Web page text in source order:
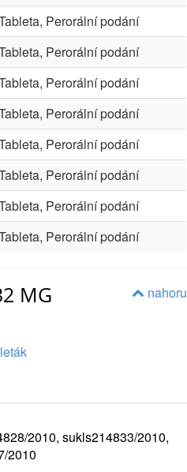
Perorální podání
Perorální podání
Perorální podání
Perorální podání
Perorální podání
Perorální podání
Perorální podání
Perorální podání
nahoru
MG
2010, sukls214833/2010,
2010